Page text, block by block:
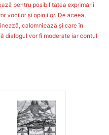
pentru posibilitatea exprimării
vocilor şi opiniilor. De aceea,
calomniează şi care în
dialogul vor fi moderate iar contul